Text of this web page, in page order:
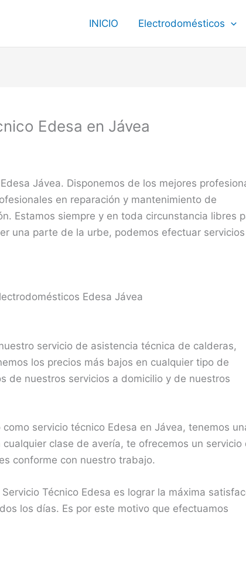
INICIO Electrodomésticos
Edesa en Jávea
Jávea. Disponemos de los mejores
en reparación y mantenimiento de
Estamos siempre y en toda circunstancia libres
una parte de la urbe, podemos efectuar servicios
Edesa Jávea
servicio de asistencia técnica de calderas,
los precios más bajos en cualquier tipo de
de nuestros servicios a domicilio y de nuestros
servicio técnico Edesa en Jávea, tenemos
clase de avería, te ofrecemos un servicio
conforme con nuestro trabajo.
Técnico Edesa es lograr la máxima
los días. Es por este motivo que efectuamos